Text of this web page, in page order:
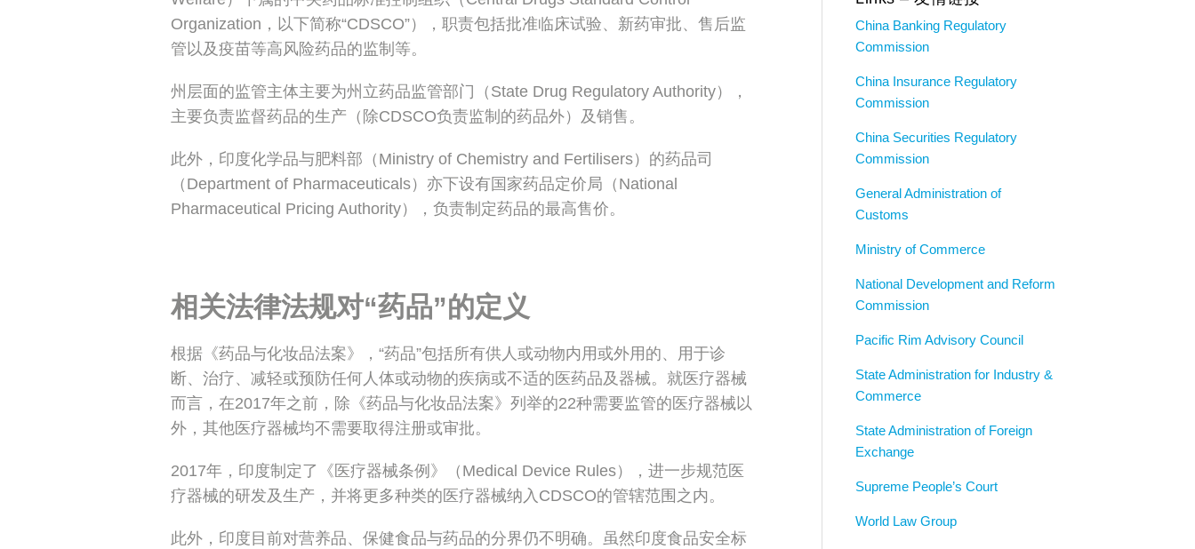
Organization，以下简称“CDSCO”），职责包括批准临床试验、新药审批、售后监
管以及疫苗等高风险药品的监制等。
州层面的监管主体主要为州立药品监管部门（State Drug Regulatory Authority），
主要负责监督药品的生产（除CDSCO负责监制的药品外）及销售。
此外，印度化学品与肥料部（Ministry of Chemistry and Fertilisers）的药品司
（Department of Pharmaceuticals）亦下设有国家药品定价局（National
Pharmaceutical Pricing Authority），负责制定药品的最高售价。
相关法律法规对“药品”的定义
根据《药品与化妆品法案》，“药品”包括所有供人或动物内用或外用的、用于诊
断、治疗、减轻或预防任何人体或动物的疾病或不适的医药品及器械。就医疗器械
而言，在2017年之前，除《药品与化妆品法案》列举的22种需要监管的医疗器械以
外，其他医疗器械均不需要取得注册或审批。
2017年，印度制定了《医疗器械条例》（Medical Device Rules），进一步规范医
疗器械的研发及生产，并将更多种类的医疗器械纳入CDSCO的管辖范围之内。
此外，印度目前对营养品、保健食品与药品的分界仍不明确。虽然印度食品安全标
China Banking Regulatory
Commission
China Insurance Regulatory
Commission
China Securities Regulatory
Commission
General Administration of
Customs
Ministry of Commerce
National Development and Reform
Commission
Pacific Rim Advisory Council
State Administration for Industry &
Commerce
State Administration of Foreign
Exchange
Supreme People’s Court
World Law Group